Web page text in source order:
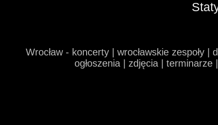
Wrocław - koncerty | wrocławskie zespoły
ogłoszenia | zdjęcia |